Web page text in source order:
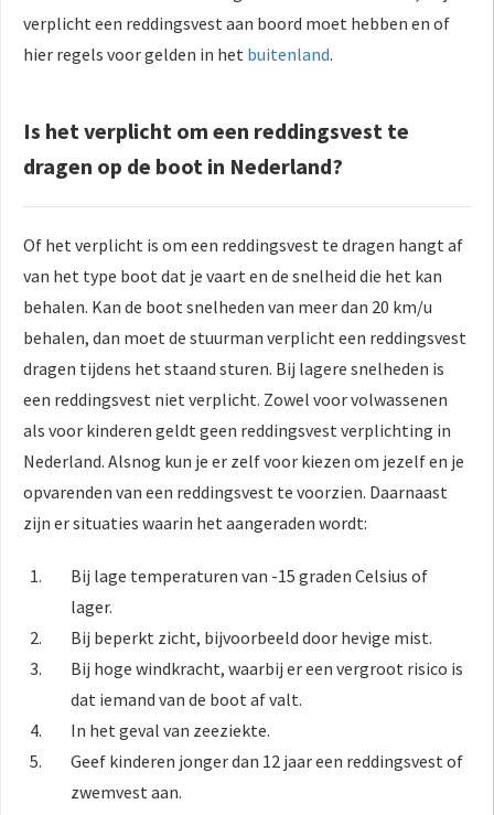
verplicht een reddingsvest aan boord moet hebben en of
hier regels voor gelden in het buitenland.
Is het verplicht om een reddingsvest te
dragen op de boot in Nederland?
Of het verplicht is om een reddingsvest te dragen hangt af
van het type boot dat je vaart en de snelheid die het kan
behalen. Kan de boot snelheden van meer dan 20 km/u
behalen, dan moet de stuurman verplicht een reddingsvest
dragen tijdens het staand sturen. Bij lagere snelheden is
een reddingsvest niet verplicht. Zowel voor volwassenen
als voor kinderen geldt geen reddingsvest verplichting in
Nederland. Alsnog kun je er zelf voor kiezen om jezelf en je
opvarenden van een reddingsvest te voorzien. Daarnaast
zijn er situaties waarin het aangeraden wordt:
Bij lage temperaturen van -15 graden Celsius of
lager.
Bij beperkt zicht, bijvoorbeeld door hevige mist.
Bij hoge windkracht, waarbij er een vergroot risico is
dat iemand van de boot af valt.
In het geval van zeeziekte.
Geef kinderen jonger dan 12 jaar een reddingsvest of
zwemvest aan.